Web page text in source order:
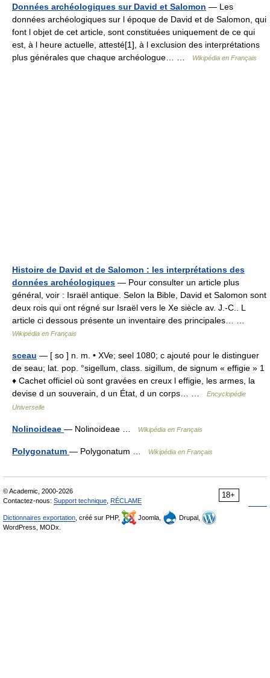
Données archéologiques sur David et Salomon — Les
données archéologiques sur l époque de David et de Salomon, qui
font l objet de cet article, sont constituées uniquement de ce qui
est, à l heure actuelle, attesté[1], à l exclusion des interprétations
plus générales que chaque archéologue… …
Wikipédia en Français
Histoire de David et de Salomon : les interprétations des
données archéologiques — Pour consulter un article plus
général, voir : Israël antique. Selon la Bible, David et Salomon sont
deux rois qui ont régné sur Israël vers le Xe siècle av. J.‑C.. L
article ci dessous présente un inventaire des principales… …
Wikipédia en Français
sceau — [ so ] n. m. • XVe; seel 1080; c ajouté pour le distinguer
de seau; lat. pop. °sigellum, class. sigillum, de signum « effigie » 1
♦ Cachet officiel où sont gravées en creux l effigie, les armes, la
devise d un souverain, d un État, d un corps… …
Encyclopédie
Universelle
Nolinoideae — Nolinoideae … Wikipédia en Français
Polygonatum — Polygonatum … Wikipédia en Français
18+
© Academic, 2000-2026
Contactez-nous: Support technique RÉCLAME
Dictionnaires exportation , créé sur PHP, Joomla,
Drupal,
WordPress, MODx.